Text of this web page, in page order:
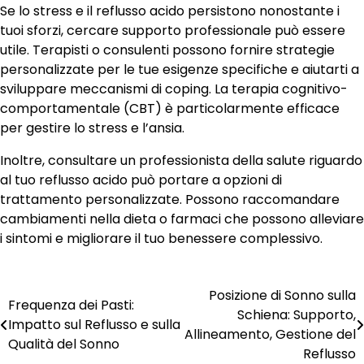
Se lo stress e il reflusso acido persistono nonostante i
tuoi sforzi, cercare supporto professionale può essere
utile. Terapisti o consulenti possono fornire strategie
personalizzate per le tue esigenze specifiche e aiutarti a
sviluppare meccanismi di coping. La terapia cognitivo-
comportamentale (CBT) è particolarmente efficace
per gestire lo stress e l’ansia.
Inoltre, consultare un professionista della salute riguardo
al tuo reflusso acido può portare a opzioni di
trattamento personalizzate. Possono raccomandare
cambiamenti nella dieta o farmaci che possono alleviare
i sintomi e migliorare il tuo benessere complessivo.
Post
navigation
Frequenza dei Pasti:
Impatto sul Reflusso e sulla
Qualità del Sonno
Posizione di Sonno sulla
Schiena: Supporto,
Allineamento, Gestione del
Reflusso